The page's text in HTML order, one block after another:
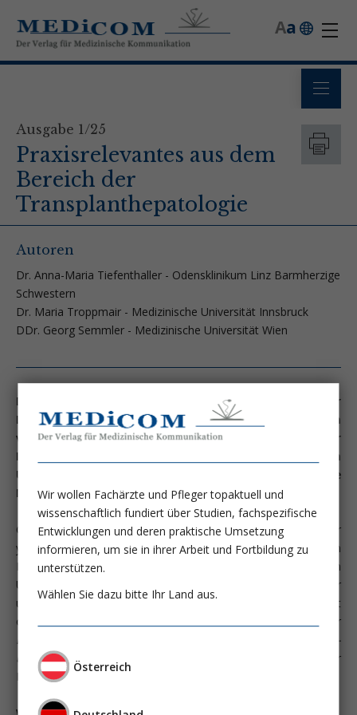
a
A
Ausgabe 1/25
Praxisrelevantes aus dem
Bereich der
Transplanthepatologie
Autoren
Dr. Anna-Maria Tiefenthaller - Odensklinikum Linz Barmherzige
Schwestern
Dr. Maria Troppmair - Medizinische Universität Innsbruck
DDr. Georg Semmler - Medizinische Universität Wien
Das Management von Patient:innen vor und nach einer
Lebertransplantation ist oft mit vielen Unsicherheiten
verbunden. Auf den folgenden fünf Seiten geben wir
Ihnen daher kompakt zusammengefasst und nach
Überschriften gegliedert einen Überblick über relevante
Neuerungen und Wissenswertes für die Praxis.
Grundlage dafür bilden Vorträge vom Pre-Symposiums der
youngÖGGH, welches im Jänner vor dem alljährlichen
Lebertransplantationskurs in Innsbruck unter der Leitung von
Univ. Prof. Heinz Zoller, Univ. Prof. Dr. Stefan Schneeberger
und Prim. Univ.-Prof. Dr. Ivo Graziadei stattfand. Der Inhalt
orientiert sich dabei an den rezenten S2k-­Leitlinien der
Deutschen Gesellschaft für Gastroenterologie, Verdauungs-
und Stoffwechselkrankheiten
(DGVS) sowie dem Update der
Leitlinie derEuropäischen Lebergesellschaft
Wir wollen Fachärzte und Pfleger topaktuell und
wissenschaftlich fundiert über Studien, fachspezifische
Entwicklungen und deren praktische Umsetzung
informieren, um sie in ihrer Arbeit und Fortbildung zu
unterstützen.
Wählen Sie dazu bitte Ihr Land aus.
Österreich